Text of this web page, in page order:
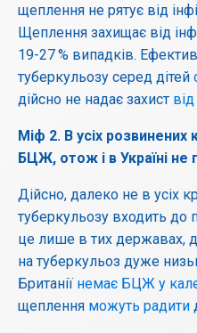
щеплення не рятує від
Щеплення захищає від
19-27 % випадків.
туберкульозу серед дітей
дійсно не надає захист
Міф 2. В усіх розвинених
БЦЖ, отож і в Україні не
Дійсно, далеко не в усіх
туберкульозу входить до
це лише в тих державах,
на туберкульоз дуже
Британії немає БЦЖ у
щеплення можуть радити